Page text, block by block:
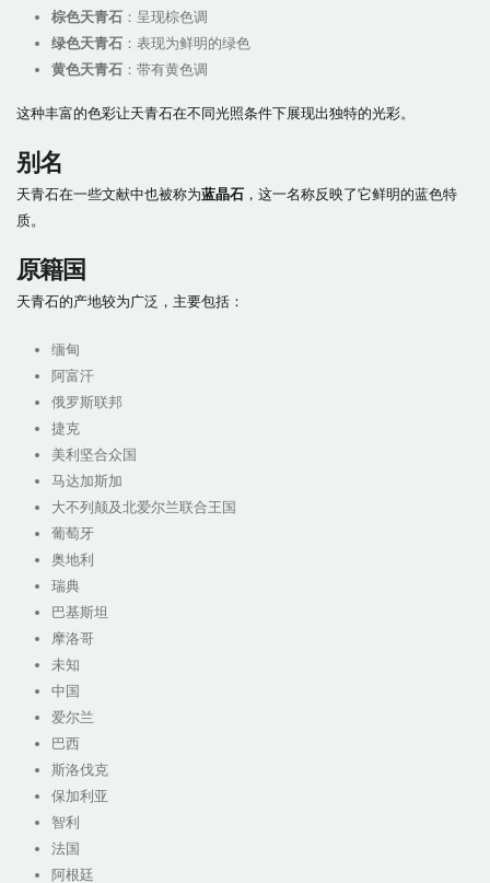
棕色天青石 ：呈现棕色调
绿色天青石 ：表现为鲜明的绿色
黄色天青石 ：带有黄色调
这种丰富的色彩让天青石在不同光照条件下展现出独特的光彩。
别名
天青石在一些文献中也被称为蓝晶石 ，这一名称反映了它鲜明的蓝色特
质。
原籍国
天青石的产地较为广泛，主要包括：
缅甸
阿富汗
俄罗斯联邦
捷克
美利坚合众国
马达加斯加
大不列颠及北爱尔兰联合王国
葡萄牙
奥地利
瑞典
巴基斯坦
摩洛哥
未知
中国
爱尔兰
巴西
斯洛伐克
保加利亚
智利
法国
阿根廷